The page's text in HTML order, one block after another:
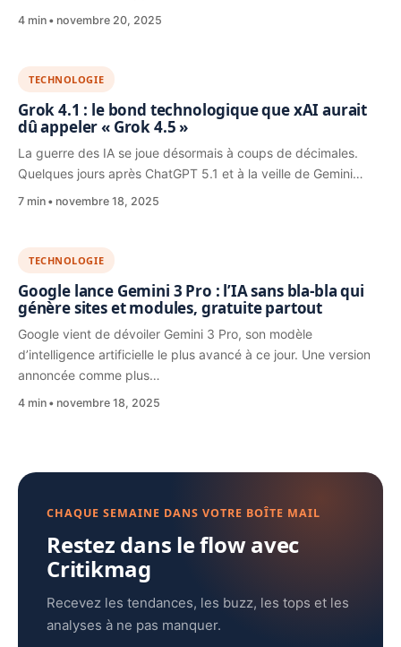
4 min novembre 20, 2025
TECHNOLOGIE
Grok 4.1 : le bond technologique que xAI aurait
dû appeler « Grok 4.5 »
La guerre des IA se joue désormais à coups de décimales.
Quelques jours après ChatGPT 5.1 et à la veille de Gemini…
7 min novembre 18, 2025
TECHNOLOGIE
Google lance Gemini 3 Pro : l’IA sans bla-bla qui
génère sites et modules, gratuite partout
Google vient de dévoiler Gemini 3 Pro, son modèle
d’intelligence artificielle le plus avancé à ce jour. Une version
annoncée comme plus…
4 min novembre 18, 2025
CHAQUE SEMAINE DANS VOTRE BOÎTE MAIL
Restez dans le flow avec
Critikmag
Recevez les tendances, les buzz, les tops et les
analyses à ne pas manquer.